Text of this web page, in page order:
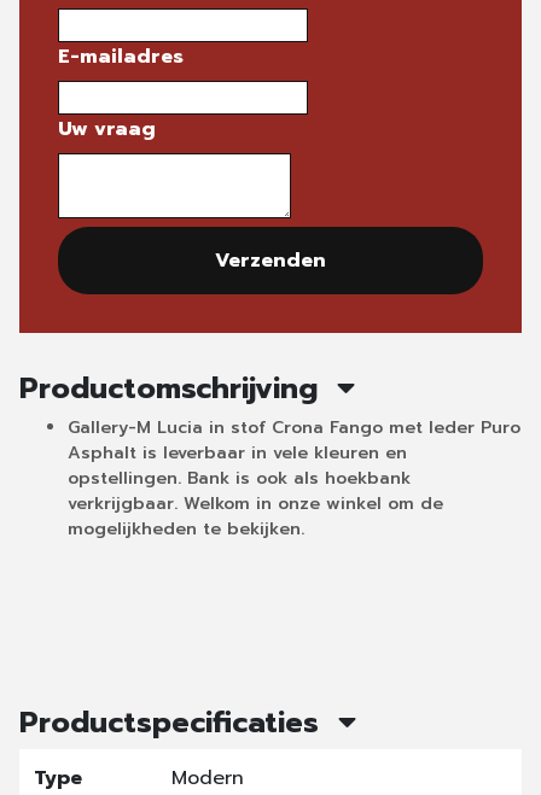
E-mailadres
Uw vraag
Verzenden
Productomschrijving
Gallery-M Lucia in stof Crona Fango met leder Puro
Asphalt is leverbaar in vele kleuren en
opstellingen. Bank is ook als hoekbank
verkrijgbaar. Welkom in onze winkel om de
mogelijkheden te bekijken.
Productspecificaties
Type
Modern